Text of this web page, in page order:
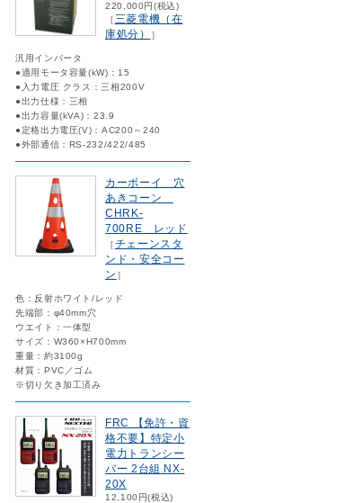
220,000円(税込)
［三菱電機（在
庫処分）
］
汎用インバータ
●適用モータ容量(kW)：15
●入力電圧 クラス：三相200V
●出力仕様：三相
●出力容量(kVA)：23.9
●定格出力電圧(V)：AC200～240
●外部通信：RS-232/422/485
カーボーイ 穴
あきコーン
CHRK-
700RE レッド
［チェーンスタ
ンド・安全コー
ン ］
色：反射ホワイト/レッド
先端部：φ40mm穴
ウエイト：一体型
サイズ：W360×H700mm
重量：約3100g
材質：PVC／ゴム
※切り欠き加工済み
FRC 【免許・資
格不要】特定小
電力トランシー
バー 2台組 NX-
20X
12,100円(税込)